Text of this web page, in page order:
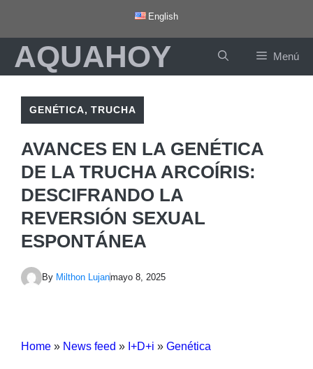
contenido
English
AQUAHOY Menú
GENÉTICA,TRUCHA
AVANCES EN LA GENÉTICA
DE LA TRUCHA ARCOÍRIS:
DESCIFRANDO LA
REVERSIÓN SEXUAL
ESPONTÁNEA
By Milthon Lujanmayo 8, 2025
Home » News feed » I+D+i » Genética